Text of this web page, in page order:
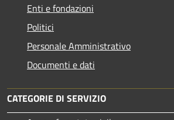
Enti e fondazioni
Politici
Personale Amministrativo
Documenti e dati
CATEGORIE DI SERVIZIO